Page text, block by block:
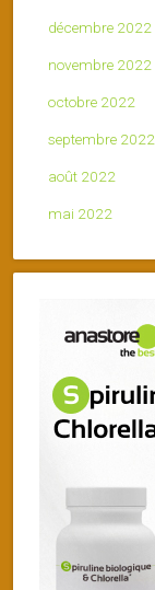
décembre 2022
novembre 2022
octobre 2022
septembre 2022
août 2022
mai 2022